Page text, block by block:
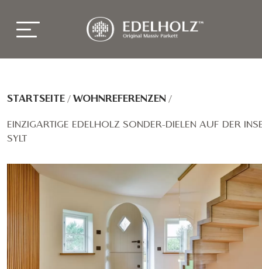
STARTSEITE / WOHNREFERENZEN /
EINZIGARTIGE EDELHOLZ SONDER-DIELEN AUF DER
SYLT